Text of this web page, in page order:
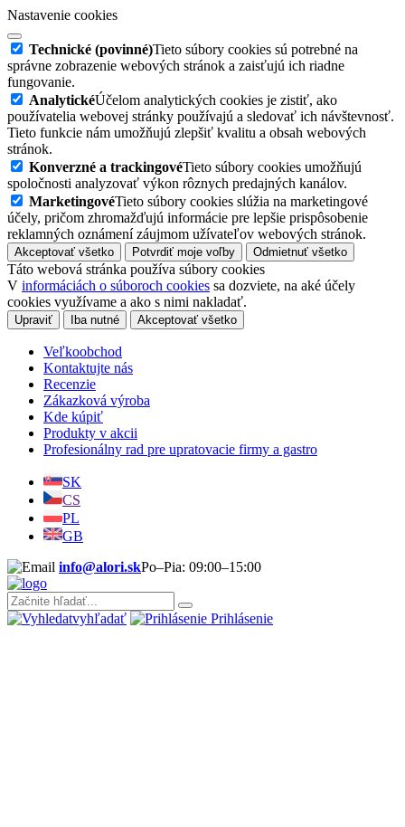
Nastavenie cookies
Technické (povinné)Tieto súbory cookies sú potrebné na
správne zobrazenie webových stránok a zaisťujú ich riadne
fungovanie.
AnalytickéÚčelom analytických cookies je zistiť, ako
používatelia webovej stránky používajú a sledovať ich návštevnosť.
Tieto funkcie nám umožňujú zlepšiť kvalitu a obsah webových
stránok.
Konverzné a trackingovéTieto súbory cookies umožňujú
spoločnosti analyzovať výkon rôznych predajných kanálov.
MarketingovéTieto súbory cookies slúžia na marketingové
účely, pričom zhromažďujú informácie pre lepšie prispôsobenie
reklamných oznámení záujmom užívateľov webových stránok.
Akceptovať všetko Potvrdiť moje voľby Odmietnuť všetko
Táto webová stránka používa súbory cookies
V informáciách o súboroch cookies sa dozviete, na aké účely
cookies využívame a ako s nimi nakladať.
Upraviť Iba nutné Akceptovať všetko
Veľkoobchod
Kontaktujte nás
Recenzie
Zákazková výroba
Kde kúpiť
Produkty v akcii
Profesionálny rad pre upratovacie firmy a gastro
SK
CS
PL
GB
info@alori.skPo–Pia: 09:00–15:00
vyhľadať Prihlásenie